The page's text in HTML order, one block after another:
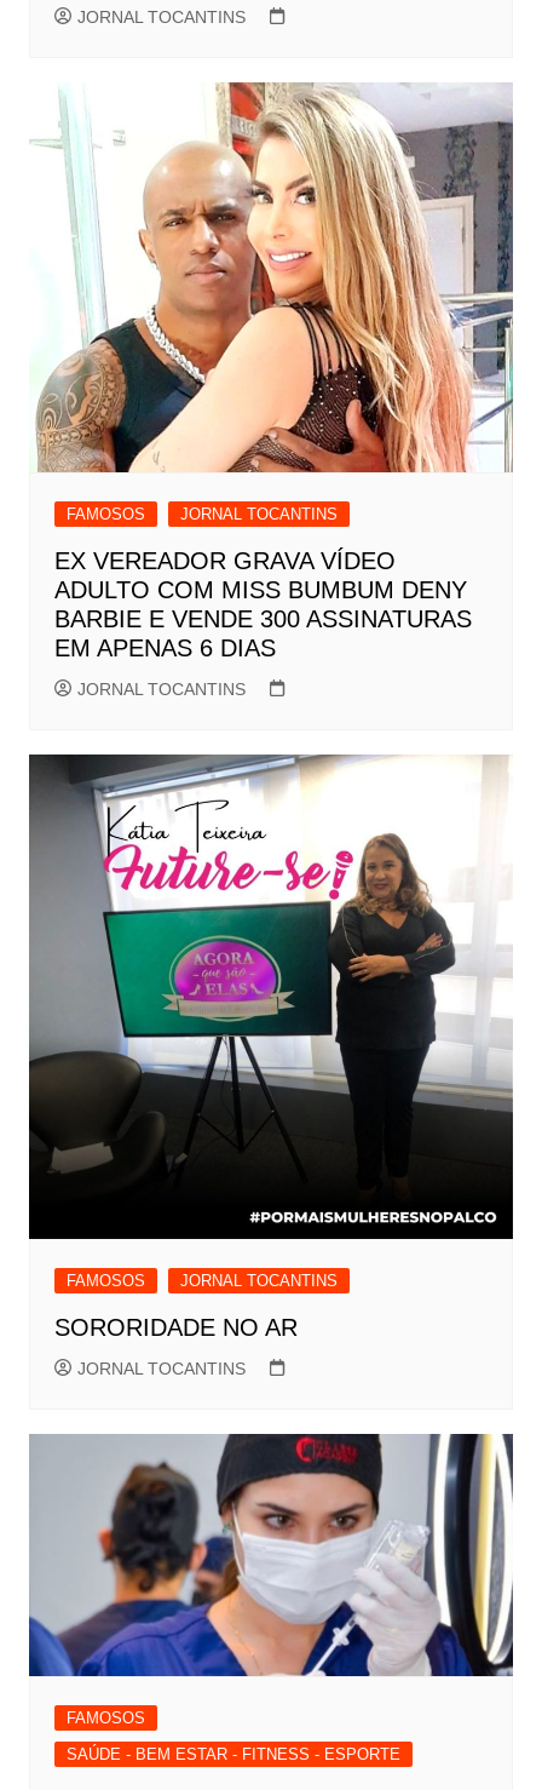
JORNAL TOCANTINS
FAMOSOS JORNAL TOCANTINS
EX VEREADOR GRAVA VÍDEO
ADULTO COM MISS BUMBUM DENY
BARBIE E VENDE 300 ASSINATURAS
EM APENAS 6 DIAS
JORNAL TOCANTINS
FAMOSOS JORNAL TOCANTINS
SORORIDADE NO AR
JORNAL TOCANTINS
FAMOSOS
SAÚDE - BEM ESTAR - FITNESS - ESPORTE